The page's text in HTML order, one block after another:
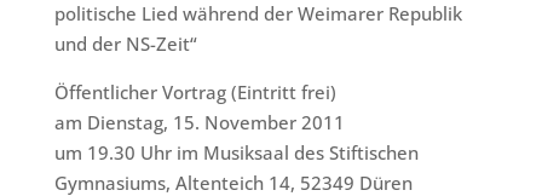
politische Lied während der Weimarer Republik
und der NS-Zeit“
Öffentlicher Vortrag (Eintritt frei)
am Dienstag, 15. November 2011
um 19.30 Uhr im Musiksaal des Stiftischen
Gymnasiums, Altenteich 14, 52349 Düren